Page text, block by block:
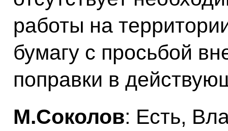
работы на
бумагу с просьбой
поправки в
М.Соколов: Есть,